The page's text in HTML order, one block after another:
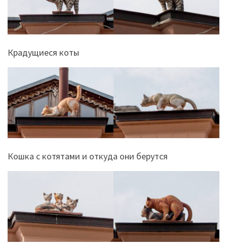
Крадущиеся коты
Кошка с котятами и откуда они берутся